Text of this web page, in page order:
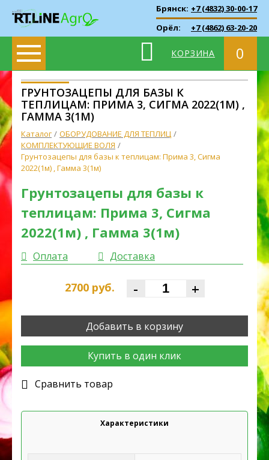
Брянск: +7 (4832) 30-00-17
Орёл:
+7 (4862) 63-20-20
КОРЗИНА 0
ГРУНТОЗАЦЕПЫ ДЛЯ БАЗЫ К
ТЕПЛИЦАМ: ПРИМА 3, СИГМА 2022(1М) ,
ГАММА 3(1М)
Каталог
ОБОРУДОВАНИЕ ДЛЯ ТЕПЛИЦ
КОМПЛЕКТУЮЩИЕ ВОЛЯ
Грунтозацепы для базы к теплицам: Прима 3, Сигма
2022(1м) , Гамма 3(1м)
Грунтозацепы для базы к
теплицам: Прима 3, Сигма
2022(1м) , Гамма 3(1м)
Оплата Доставка
2700руб. - +
Добавить в корзину
Купить в один клик
Cравнить товар
Характеристики